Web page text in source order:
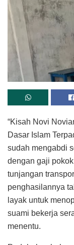
“Kisah Novi
Dasar Islam
sudah mengabdi
dengan gaji
tunjangan
penghasilannya
layak untuk
suami bekerja
menentu.